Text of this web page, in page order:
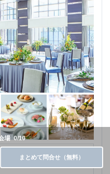
場 0/10
まとめて問合せ（無料）